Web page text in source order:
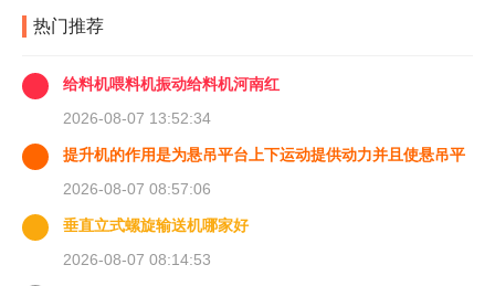
热门推荐
给料机喂料机振动给料机河南红
2026-08-07 13:52:34
提升机的作用是为悬吊平台上下运动提供动力并且使悬吊平
2026-08-07 08:57:06
垂直立式螺旋输送机哪家好
2026-08-07 08:14:53